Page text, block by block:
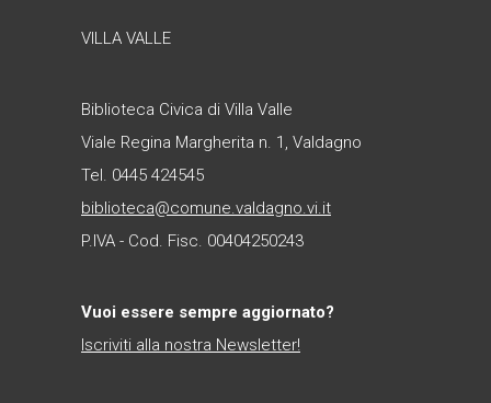
VILLA VALLE
Biblioteca Civica di Villa Valle
Viale Regina Margherita n. 1, Valdagno
Tel. 0445 424545
biblioteca@comune.valdagno.vi.it
P.IVA - Cod. Fisc. 00404250243
Vuoi essere sempre aggiornato?
Iscriviti alla nostra Newsletter!